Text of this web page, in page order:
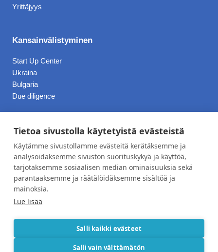
Yrittäjyys
Kansainvälistyminen
Start Up Center
Ukraina
Bulgaria
Due diligence
Hinnasto
Blogi
Työpaikat
Meistä
Yhteystiedot
Tietosuojaseloste
Copyright © 2026 Nordic C-Management | Toteutus
Tietoa sivustolla käytetyistä evästeistä
Käytämme sivustollamme evästeitä kerätäksemme ja
analysoidaksemme sivuston suorituskykyä ja käyttöä,
tarjotaksemme sosiaalisen median ominaisuuksia sekä
parantaaksemme ja räätälöidäksemme sisältöä ja
mainoksia.
Lue lisää
Salli kaikki evästeet
Salli vain välttämätön